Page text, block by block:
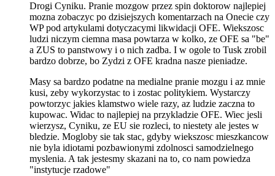
Drogi Cyniku. Pranie mozgow przez spin doktorow najlepiej
mozna zobaczyc po dzisiejszych komentarzach na Onecie czy
WP pod artykulami dotyczacymi likwidacji OFE. Wiekszosc
ludzi niczym ciemna masa powtarza w kolko, ze OFE sa "be"
a ZUS to panstwowy i o nich zadba. I w ogole to Tusk zrobil
bardzo dobrze, bo Zydzi z OFE kradna nasze pieniadze.
Masy sa bardzo podatne na medialne pranie mozgu i az mnie
kusi, zeby wykorzystac to i zostac politykiem. Wystarczy
powtorzyc jakies klamstwo wiele razy, az ludzie zaczna to
kupowac. Widac to najlepiej na przykladzie OFE. Wiec jesli
wierzysz, Cyniku, ze EU sie rozleci, to niestety ale jestes w
bledzie. Mogloby sie tak stac, gdyby wiekszosc mieszkancow
nie byla idiotami pozbawionymi zdolnosci samodzielnego
myslenia. A tak jestesmy skazani na to, co nam powiedza
"instytucje rzadowe"